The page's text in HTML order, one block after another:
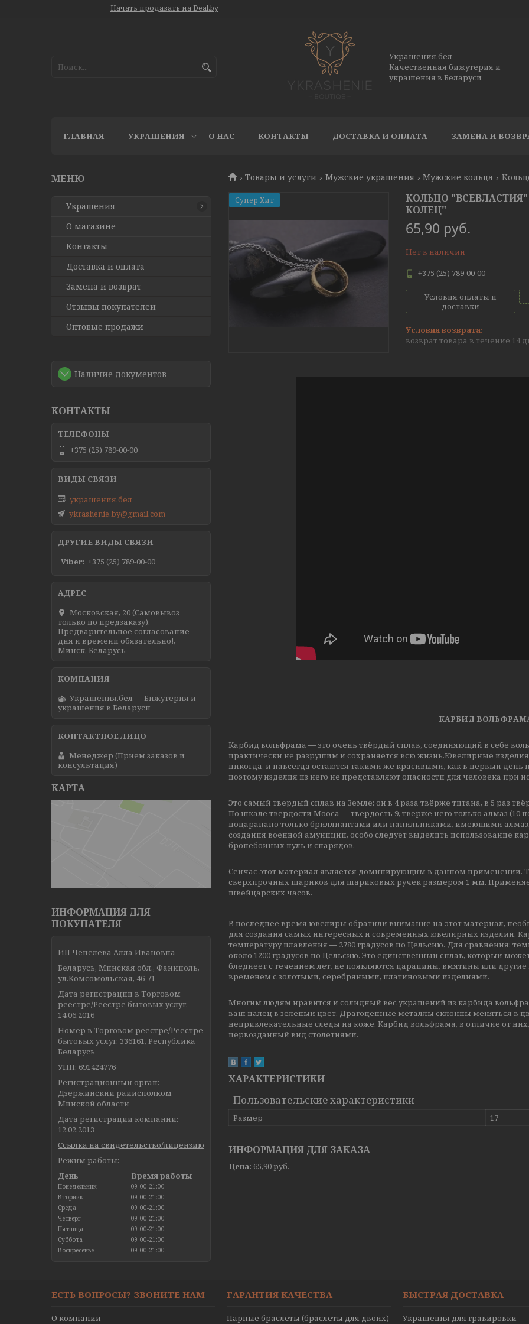
Начать продавать на Deal.by
Украшения.бел —
Качественная бижутерия и
украшения в Беларуси
ГЛАВНАЯ УКРАШЕНИЯ О НАС КОНТАКТЫ ДОСТАВКА И ОПЛАТА ЗАМЕНА И
Товары и услуги Мужские украшения Мужские кольца
Супер Хит
КОЛЬЦО
КОЛЕЦ"
65,90 руб.
Нет в наличии
+375 (25) 789-00-00
Условия оплаты и
доставки
возврат товара в течение 14
КАРБИД
Карбид вольфрама ― это очень твёрдый сплав, соединяющий в себе
практически не разрушим и сохраняется всю жизнь.Ювелирные
никогда, и навсегда остаются такими же красивыми, как в первый
поэтому изделия из него не представляют опасности для человека при
Это самый твердый сплав на Земле: он в 4 раза твёрже титана, в 5 раз
По шкале твердости Мооса ― твердость 9, тверже него только алмаз
поцарапано только бриллиантами или напильниками, имеющими
создания военной амуниции, особо следует выделить использование
бронебойных пуль и снарядов.
Сейчас этот материал является доминирующим в данном применении.
сверхпрочных шариков для шариковых ручек размером 1 мм.
швейцарских часов.
В последнее время ювелиры обратили внимание на этот материал,
для создания самых интересных и современных ювелирных изделий.
температуру плавления ― 2780 градусов по Цельсию. Для сравнения:
около 1200 градусов по Цельсию. Это единственный сплав, который
бледнеет с течением лет, не появляются царапины, вмятины или
временем с золотыми, серебряными, платиновыми изделиями.
Многим людям нравится и солидный вес украшений из карбида
ваш палец в зеленый цвет. Драгоценные металлы склонны меняться в
непривлекательные следы на коже. Карбид вольфрама, в отличие от
первозданный вид столетиями.
ХАРАКТЕРИСТИКИ
Пользовательские характеристики
Размер 17
ИНФОРМАЦИЯ ДЛЯ ЗАКАЗА
Цена: 65,90 руб.
Украшения
О магазине
Контакты
Доставка и оплата
Замена и возврат
Отзывы покупателей
Оптовые продажи
Наличие документов
КОНТАКТЫ
+375 (25) 789-00-00
украшения.бел
ykrashenie.by@gmail.com
ДРУГИЕ ВИДЫ СВЯЗИ
Viber +375 (25) 789-00-00
Московская, 20 (Самовывоз
только по предзаказу).
Предварительное согласование
дня и времени обязательно!,
Минск, Беларусь
Украшения.бел — Бижутерия и
украшения в Беларуси
Менеджер (Прием заказов и
консультация)
КАРТА
ИНФОРМАЦИЯ ДЛЯ
ПОКУПАТЕЛЯ
ИП Чепелева Алла Ивановна
Беларусь, Минская обл., Фаниполь,
ул.Комсомольская, 46-71
Дата регистрации в Торговом
реестре/Реестре бытовых услуг:
14.06.2016
Номер в Торговом реестре/Реестре
бытовых услуг: 336161, Республика
Беларусь
УНП: 691424776
Регистрационный орган:
Дзержинский райисполком
Минской области
Дата регистрации компании:
12.02.2013
Ссылка на свидетельство/лицензию
Режим работы:
День
Время работы
Понедельник
09:00-21:00
Вторник
09:00-21:00
Среда
09:00-21:00
Четверг
09:00-21:00
Пятница
09:00-21:00
Суббота
09:00-21:00
Воскресенье
09:00-21:00
ЕСТЬ ВОПРОСЫ? ЗВОНИТЕ НАМ
О компании
ГАРАНТИЯ КАЧЕСТВА
Парные браслеты (браслеты для двоих)
БЫСТРАЯ ДОСТАВКА
Украшения для гравировки